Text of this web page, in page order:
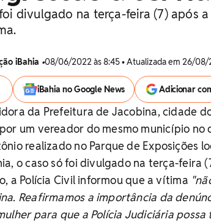
divulgado na terça-feira (7) após
iBahia •08/06/2022 às 8:45 • Atualizada em 26/08/
iBahia no Google News Adicionar
da Prefeitura de Jacobina, cidade
um vereador do mesmo município no
realizado no Parque de Exposições
o caso só foi divulgado na terça-feira
a Polícia Civil informou que a vítima
Reafirmamos a importância da
para que a Polícia Judiciária